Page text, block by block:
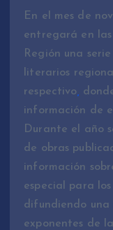
En el mes de
entregará en las
Región una
literarios
respectivo
información de
Durante el año
de obras
información
especial para
difundiendo una
exponentes de